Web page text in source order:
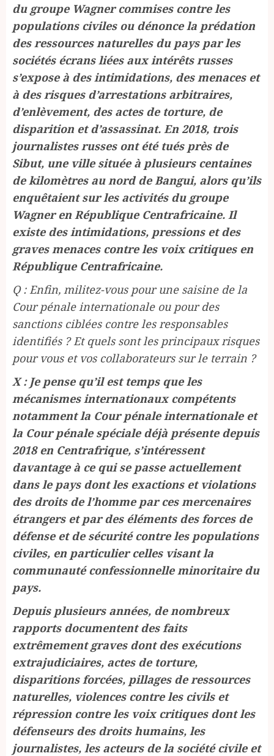
du groupe Wagner commises contre les
populations civiles ou dénonce la prédation
des ressources naturelles du pays par les
sociétés écrans liées aux intérêts russes
s’expose à des intimidations, des menaces et
à des risques d’arrestations arbitraires,
d’enlèvement, des actes de torture, de
disparition et d’assassinat. En 2018, trois
journalistes russes ont été tués près de
Sibut, une ville située à plusieurs centaines
de kilomètres au nord de Bangui, alors qu’ils
enquêtaient sur les activités du groupe
Wagner en République Centrafricaine. Il
existe des intimidations, pressions et des
graves menaces contre les voix critiques en
République Centrafricaine.
Q : Enfin, militez-vous pour une saisine de la
Cour pénale internationale ou pour des
sanctions ciblées contre les responsables
identifiés ? Et quels sont les principaux risques
pour vous et vos collaborateurs sur le terrain ?
X : Je pense qu’il est temps que les
mécanismes internationaux compétents
notamment la Cour pénale internationale et
la Cour pénale spéciale déjà présente depuis
2018 en Centrafrique, s’intéressent
davantage à ce qui se passe actuellement
dans le pays dont les exactions et violations
des droits de l’homme par ces mercenaires
étrangers et par des éléments des forces de
défense et de sécurité contre les populations
civiles, en particulier celles visant la
communauté confessionnelle minoritaire du
pays.
Depuis plusieurs années, de nombreux
rapports documentent des faits
extrêmement graves dont des exécutions
extrajudiciaires, actes de torture,
disparitions forcées, pillages de ressources
naturelles, violences contre les civils et
répression contre les voix critiques dont les
défenseurs des droits humains, les
journalistes, les acteurs de la société civile et